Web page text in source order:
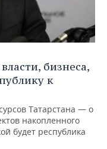
бизнеса,
к
Татарстана — о
накопленного
будет республика